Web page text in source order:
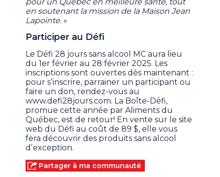
en soutenant la mission de la Maison Jean
Lapointe. »
Participer au Défi
Le Défi 28 jours sans alcool MC aura lieu
du 1er février au 28 février 2025. Les
inscriptions sont ouvertes dès maintenant :
pour sʼinscrire, parrainer un participant ou
faire un don, rendez-vous au
www.defi28jours.com. La Boîte-Défi,
promue cette année par Aliments du
Québec, est de retour! En vente sur le site
web du Défi au coût de 89 $, elle vous
fera découvrir des produits sans alcool
dʼexception.
Partager à ma communauté